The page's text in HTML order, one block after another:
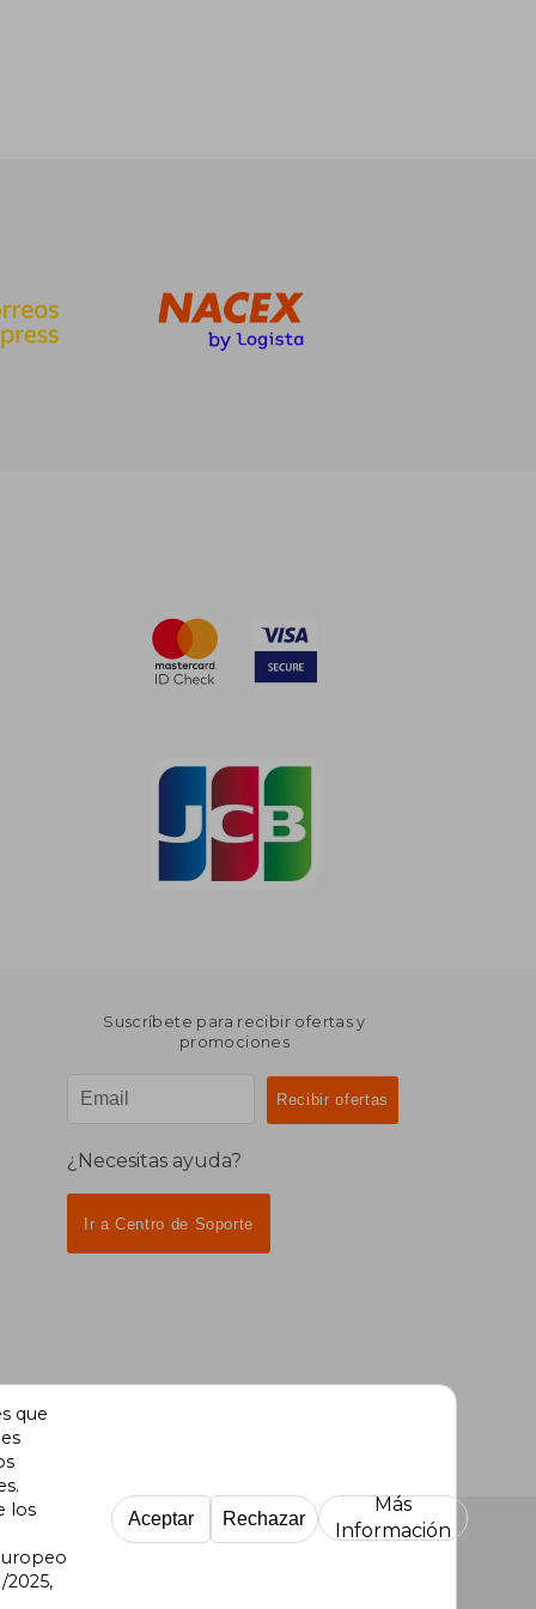
Suscríbete para recibir ofertas y
promociones
¿Necesitas ayuda?
Ir a Centro de Soporte
que
los
2025,
Aceptar Rechazar
Más
Información